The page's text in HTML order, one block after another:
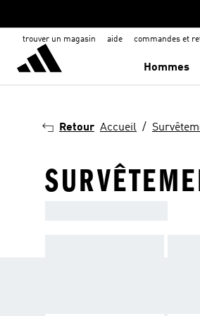
trouver un magasin aide commandes et
Hommes
Retour Accueil